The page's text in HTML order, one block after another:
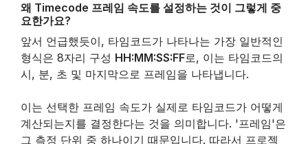
왜 Timecode 프레임 속도를 설정하는 것이 그렇게 중
요한가요?
앞서 언급했듯이, 타임코드가 나타나는 가장 일반적인
형식은 8자리 구성 HH:MM:SS:FF로, 이는 타임코드의
시, 분, 초 및 마지막으로 프레임을 나타냅니다.
이는 선택한 프레임 속도가 실제로 타임코드가 어떻게
계산되는지를 결정한다는 것을 의미합니다. '프레임'은
그 측정 단위 중 하나이기 때문입니다. 따라서 프로젝